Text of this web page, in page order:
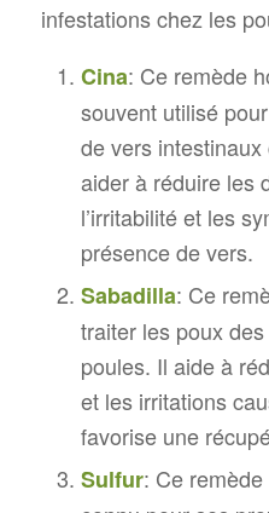
infestations chez les
Cina: Ce remède
souvent utilisé
de vers
aider à réduire les
l’irritabilité et les
présence de vers.
Sabadilla: Ce
traiter les poux
poules. Il aide à
et les irritations
favorise une
Sulfur: Ce